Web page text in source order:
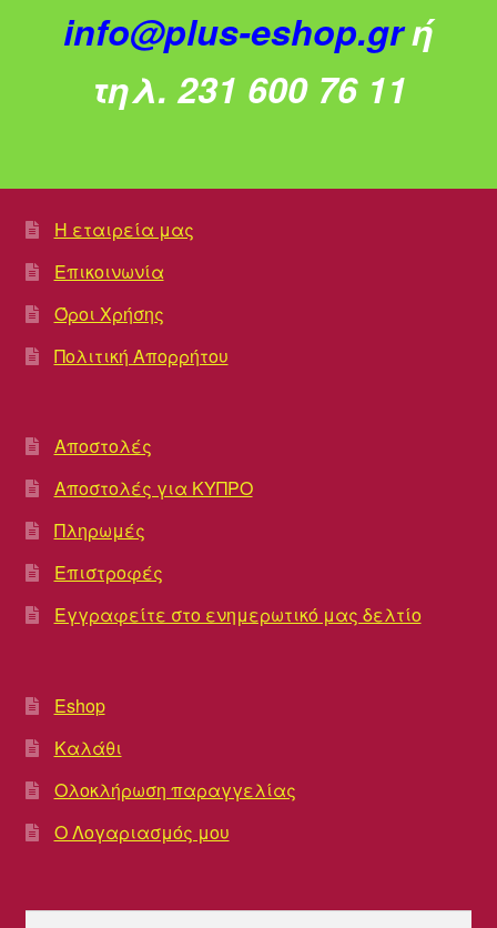
info@plus-eshop.grή
τηλ. 231 600 76 11
Η εταιρεία μας
Επικοινωνία
Όροι Χρήσης
Πολιτική Απορρήτου
Αποστολές
Αποστολές για ΚΥΠΡΟ
Πληρωμές
Επιστροφές
Εγγραφείτε στο ενημερωτικό μας δελτίο
Eshop
Καλάθι
Ολοκλήρωση παραγγελίας
Ο Λογαριασμός μου